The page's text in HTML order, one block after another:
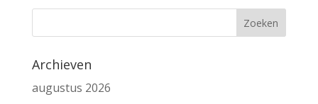
Archieven
augustus 2026